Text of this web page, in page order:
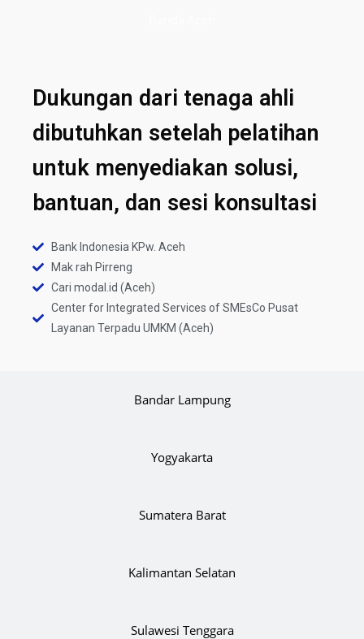
Dukungan dari tenaga ahli
dibutuhkan setelah pelatihan
untuk menyediakan solusi,
bantuan, dan sesi konsultasi
Bank Indonesia KPw. Aceh
Mak rah Pirreng
Cari modal.id (Aceh)
Center for Integrated Services of SMEsCo Pusat
Layanan Terpadu UMKM (Aceh)
Bandar Lampung
Yogyakarta
Sumatera Barat
Kalimantan Selatan
Sulawesi Tenggara